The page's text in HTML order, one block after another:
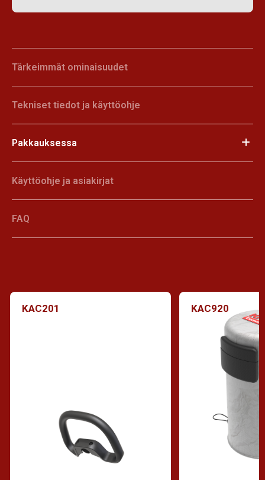
Tärkeimmät ominaisuudet
Tekniset tiedot ja käyttöohje
Pakkauksessa
Käyttöohje ja asiakirjat
FAQ
KAC201 KAC920